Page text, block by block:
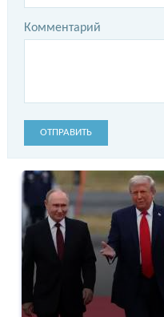
Комментарий
ОТПРАВИТЬ